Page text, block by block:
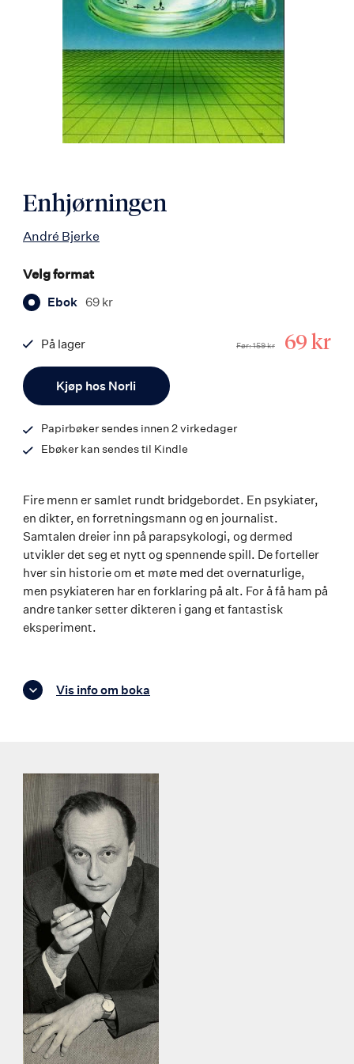
Enhjørningen
André Bjerke
Velg format
Ebok 69 kr
Kjøp hos Norli
69 kr
Før 159 kr
På lager
9788203357596
Papirbøker sendes innen 2 virkedager
Ebøker kan sendes til Kindle
Fire menn er samlet rundt bridgebordet. En psykiater,
en dikter, en forretningsmann og en journalist.
Samtalen dreier inn på parapsykologi, og dermed
utvikler det seg et nytt og spennende spill. De forteller
hver sin historie om et møte med det overnaturlige,
men psykiateren har en forklaring på alt. For å få ham på
andre tanker setter dikteren i gang et fantastisk
eksperiment.
Vis info om boka